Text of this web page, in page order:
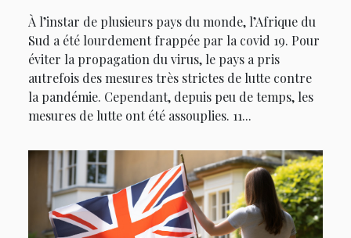
À l’instar de plusieurs pays du monde, l’Afrique du
Sud a été lourdement frappée par la covid 19. Pour
éviter la propagation du virus, le pays a pris
autrefois des mesures très strictes de lutte contre
la pandémie. Cependant, depuis peu de temps, les
mesures de lutte ont été assouplies. 11...